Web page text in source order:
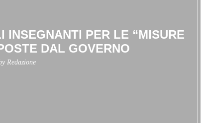
INSEGNANTI PER LE “MISURE
DAL GOVERNO
Redazione